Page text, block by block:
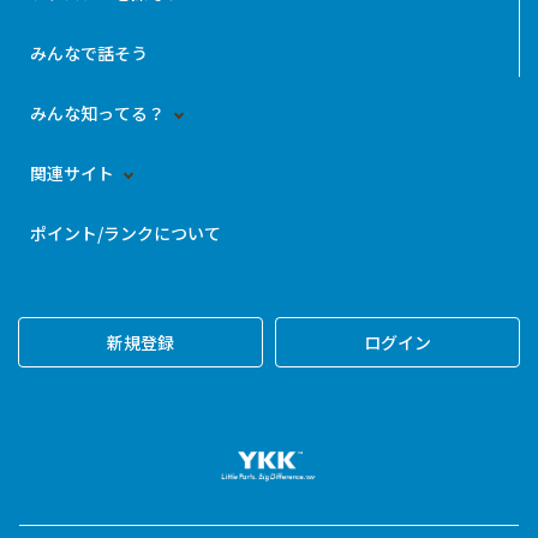
みんなで話そう
みんな知ってる？
関連サイト
ポイント/ランクについて
新規登録 ログイン